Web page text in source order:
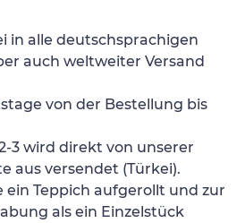
in alle deutschsprachigen
auch weltweiter Versand
von der Bestellung bis
3 wird direkt von unserer
aus versendet (Türkei).
ein Teppich aufgerollt und zur
als ein Einzelstück